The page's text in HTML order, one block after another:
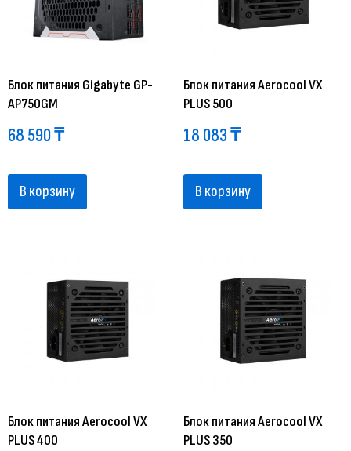
Блок питания Gigabyte GP-
AP750GM
68 590₸
В корзину
Блок питания Aerocool VX
PLUS 500
18 083₸
В корзину
Блок питания Aerocool VX
PLUS 400
Блок питания Aerocool VX
PLUS 350